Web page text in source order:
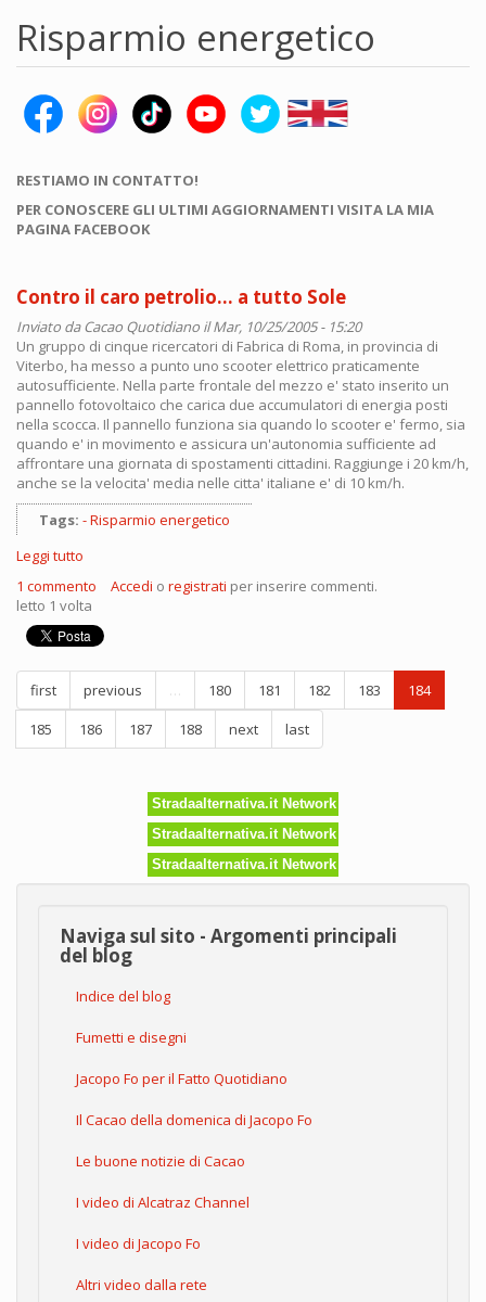
Risparmio energetico
RESTIAMO IN CONTATTO!
PER CONOSCERE GLI ULTIMI AGGIORNAMENTI VISITA LA MIA
PAGINA FACEBOOK
Contro il caro petrolio... a tutto Sole
Inviato daCacao Quotidiano il Mar, 10/25/2005 - 15:20
Un gruppo di cinque ricercatori di Fabrica di Roma, in provincia di
Viterbo, ha messo a punto uno scooter elettrico praticamente
autosufficiente. Nella parte frontale del mezzo e' stato inserito un
pannello fotovoltaico che carica due accumulatori di energia posti
nella scocca. Il pannello funziona sia quando lo scooter e' fermo, sia
quando e' in movimento e assicura un'autonomia sufficiente ad
affrontare una giornata di spostamenti cittadini. Raggiunge i 20 km/h,
anche se la velocita' media nelle citta' italiane e' di 10 km/h.
Tags:
Risparmio energetico
Leggi tutto
il
caro
petrolio...
a
tutto
Sole
1 commento Accedi o registrati per inserire commenti.
letto 1 volta
first previous … 180 181 182 183
184
185
186 187 188 next last
Stradaalternativa.it Network
Stradaalternativa.it Network
Stradaalternativa.it Network
Naviga sul sito - Argomenti principali
del blog
Indice del blog
Fumetti e disegni
Jacopo Fo per il Fatto Quotidiano
Il Cacao della domenica di Jacopo Fo
Le buone notizie di Cacao
I video di Alcatraz Channel
I video di Jacopo Fo
Altri video dalla rete